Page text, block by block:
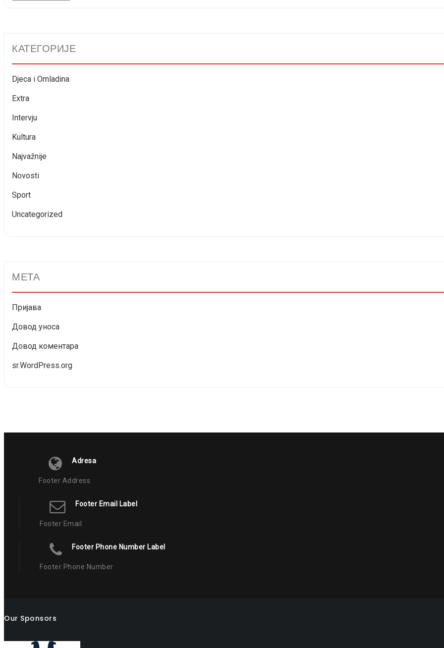
КАТЕГОРИЈЕ
Djeca i Omladina
Extra
Intervju
Kultura
Najvažnije
Novosti
Sport
Uncategorized
МЕТА
Пријава
Довод уноса
Довод коментара
sr.WordPress.org
Adresa
Footer Address
Footer Email Label
Footer Email
Footer Phone Number Label
Footer Phone Number
Our Sponsors